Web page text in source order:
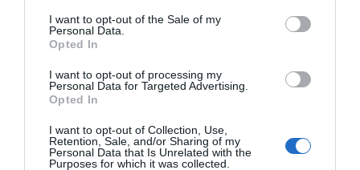
I want to opt-out of the Sale of my
Personal Data.
Opted In
I want to opt-out of processing my
Personal Data for Targeted Advertising.
Opted In
I want to opt-out of Collection, Use,
Retention, Sale, and/or Sharing of my
Personal Data that Is Unrelated with the
Purposes for which it was collected.